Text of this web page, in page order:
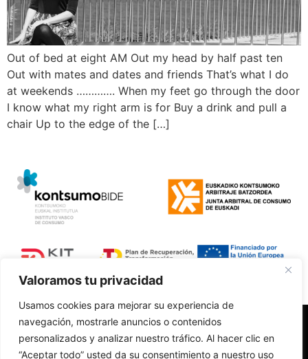
Valoramos tu privacidad
Usamos cookies para mejorar su experiencia de
navegación, mostrarle anuncios o contenidos
personalizados y analizar nuestro tráfico. Al hacer clic en
“Aceptar todo” usted da su consentimiento a nuestro uso
Out of bed at eight AM Out my head by half past ten
Out with mates and dates and friends That’s what I do
at weekends …………. When my feet go through the door
I know what my right arm is for Buy a drink and pull a
chair Up to the edge of the […]
Polí­tica de Privacidad
Aviso Legal
Accesibilidad